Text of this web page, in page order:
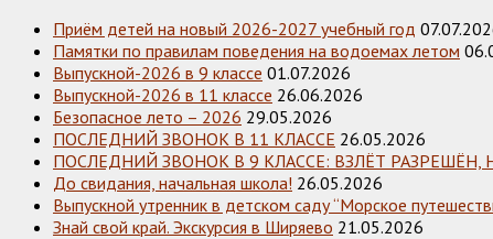
Приём детей на новый 2026-2027 учебный год
Памятки по правилам поведения на водоемах летом
Выпускной-2026 в 9 классе 01.07.2026
Выпускной-2026 в 11 классе 26.06.2026
Безопасное лето – 2026 29.05.2026
ПОСЛЕДНИЙ ЗВОНОК В 11 КЛАССЕ 26.05.2026
ПОСЛЕДНИЙ ЗВОНОК В 9 КЛАССЕ: ВЗЛЁТ
До свидания, начальная школа! 26.05.2026
Выпускной утренник в детском саду “Морское
Знай свой край. Экскурсия в Ширяево 21.05.2026